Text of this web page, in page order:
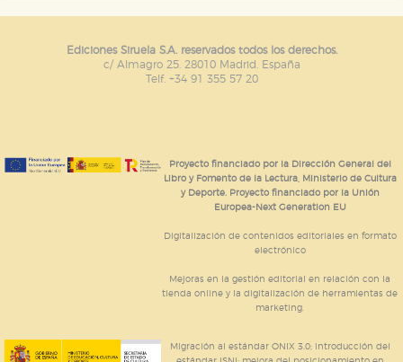
Ediciones Siruela S.A. reservados todos los derechos.
c/ Almagro 25. 28010 Madrid. España
Telf. +34 91 355 57 20
Proyecto financiado por la Dirección General del
Libro y Fomento de la Lectura, Ministerio de Cultura
y Deporte. Proyecto financiado por la Unión
Europea-Next Generation EU
Digitalización de contenidos editoriales en formato
electrónico
Mejoras en la gestión editorial en relación con la
tienda online y la digitalización de herramientas de
marketing.
Migración al estándar ONIX 3.0; introducción del